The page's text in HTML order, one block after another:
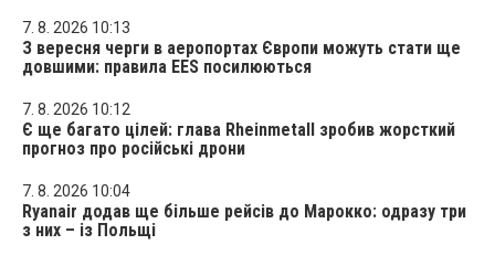
7. 8. 2026 10:13
З вересня черги в аеропортах Європи можуть стати ще
довшими: правила EES посилюються
7. 8. 2026 10:12
Є ще багато цілей: глава Rheinmetall зробив жорсткий
прогноз про російські дрони
7. 8. 2026 10:04
Ryanair додав ще більше рейсів до Марокко: одразу три
з них – із Польщі